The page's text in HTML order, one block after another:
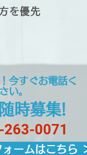
を優先
今すぐお電話く
い。
時募集!
0071
ームはこちら ＞